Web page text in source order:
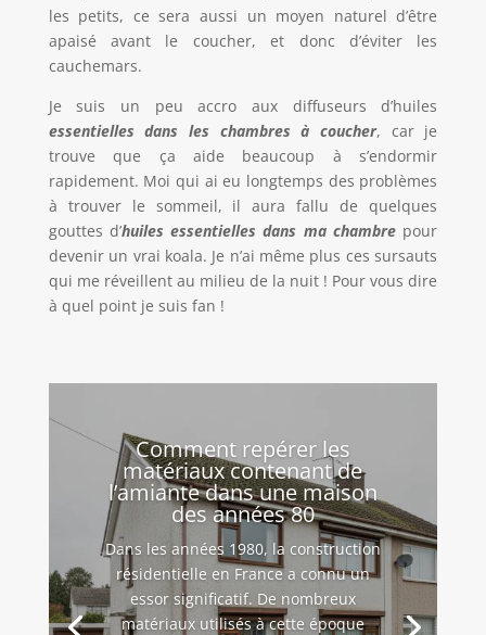
les petits, ce sera aussi un moyen naturel d’être
apaisé avant le coucher, et donc d’éviter les
cauchemars.
Je suis un peu accro aux diffuseurs d’huiles
essentielles dans les chambresà coucher, car je
trouve que ça aide beaucoup à s’endormir
rapidement. Moi qui ai eu longtemps des problèmes
à trouver le sommeil, il aura fallu de quelques
gouttes d’huiles essentielles dans ma chambre pour
devenir un vrai koala. Je n’ai même plus ces sursauts
qui me réveillent au milieu de la nuit ! Pour vous dire
à quel point je suis fan !
Comment repérer les
matériaux contenant de
l’amiante dans une maison
des années 80
Dans les années 1980, la construction
résidentielle en France a connu un
essor significatif. De nombreux
matériaux utilisés à cette époque